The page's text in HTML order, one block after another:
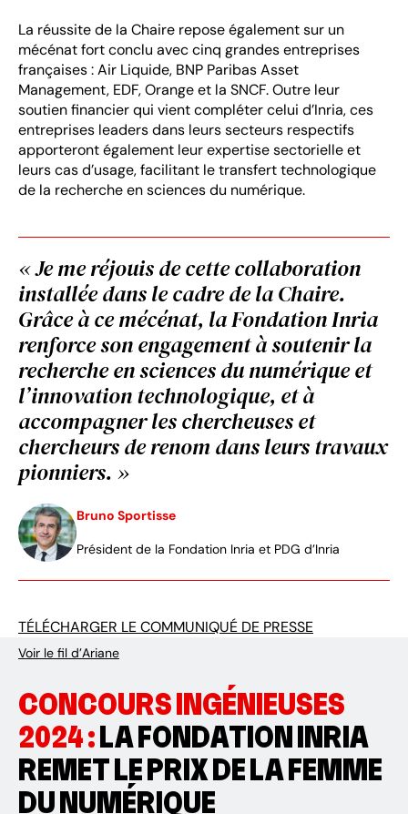
La réussite de la Chaire repose également sur un
mécénat fort conclu avec cinq grandes entreprises
françaises : Air Liquide, BNP Paribas Asset
Management, EDF, Orange et la SNCF. Outre leur
soutien financier qui vient compléter celui d’Inria, ces
entreprises leaders dans leurs secteurs respectifs
apporteront également leur expertise sectorielle et
leurs cas d’usage, facilitant le transfert technologique
de la recherche en sciences du numérique.
« Je me réjouis de cette collaboration
installée dans le cadre de la Chaire.
Grâce à ce mécénat, la Fondation Inria
renforce son engagement à soutenir la
recherche en sciences du numérique et
l’innovation technologique, et à
accompagner les chercheuses et
chercheurs de renom dans leurs travaux
pionniers. »
Bruno Sportisse
Président de la Fondation Inria et PDG d’Inria
TÉLÉCHARGER LE COMMUNIQUÉ DE PRESSE
Voir le fil d’Ariane
CONCOURS INGÉNIEUSES
2024 :LA FONDATION INRIA
REMET LE PRIX DE LA FEMME
DU NUMÉRIQUE